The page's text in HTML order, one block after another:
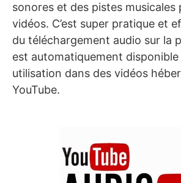
sonores et des pistes musicales
vidéos. C’est super pratique et
du téléchargement audio sur la
est automatiquement
utilisation dans des vidéos
YouTube.